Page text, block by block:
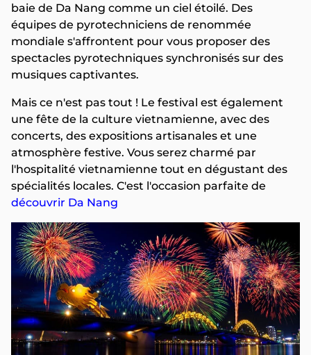
baie de Da Nang comme un ciel étoilé. Des
équipes de pyrotechniciens de renommée
mondiale s'affrontent pour vous proposer des
spectacles pyrotechniques synchronisés sur des
musiques captivantes.
Mais ce n'est pas tout ! Le festival est également
une fête de la culture vietnamienne, avec des
concerts, des expositions artisanales et une
atmosphère festive. Vous serez charmé par
l'hospitalité vietnamienne tout en dégustant des
spécialités locales. C'est l'occasion parfaite de
découvrir Da Nang